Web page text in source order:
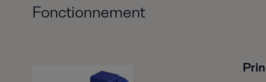
Fonctionnement